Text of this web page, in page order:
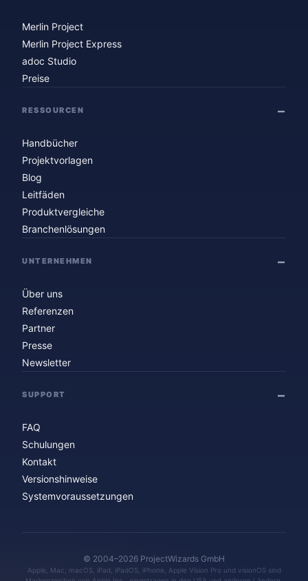
Merlin Project
Merlin Project Express
adoc Studio
Preise
RESSOURCEN
Handbücher
Projektvorlagen
Blog
Leitfäden
Produktvergleiche
Branchenlösungen
UNTERNEHMEN
Über uns
Referenzen
Partner
Presse
Newsletter
SUPPORT
FAQ
Schulungen
Kontakt
Versionshinweise
Systemvoraussetzungen
© 2004–2026 ProjectWizards GmbH
Apple, Mac, macOS, iPad, iPadOS, iPhone, Apple Vision Pro und visionOS sind